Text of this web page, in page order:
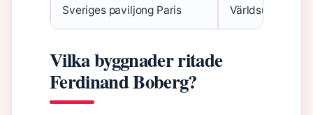
Sveriges paviljong Paris
Vilka byggnader ritade
Ferdinand Boberg?